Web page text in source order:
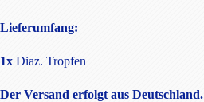
Lieferumfang:
1x Diaz. Tropfen
Der Versand erfolgt aus Deutschland.